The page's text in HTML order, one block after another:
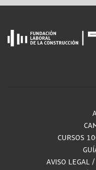
CURSOS
AVISO LEGAL /